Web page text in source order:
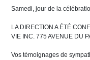
Samedi, jour de la
LA DIRECTION A ÉTÉ
VIE INC. 775 AVENUE DU
Vos témoignages de